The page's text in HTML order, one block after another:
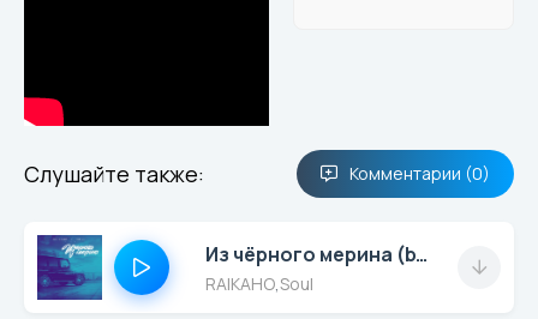
Слушайте также: Комментарии (0)
Из чёрного мерина (by Atlanta)
RAIKAHO Soul